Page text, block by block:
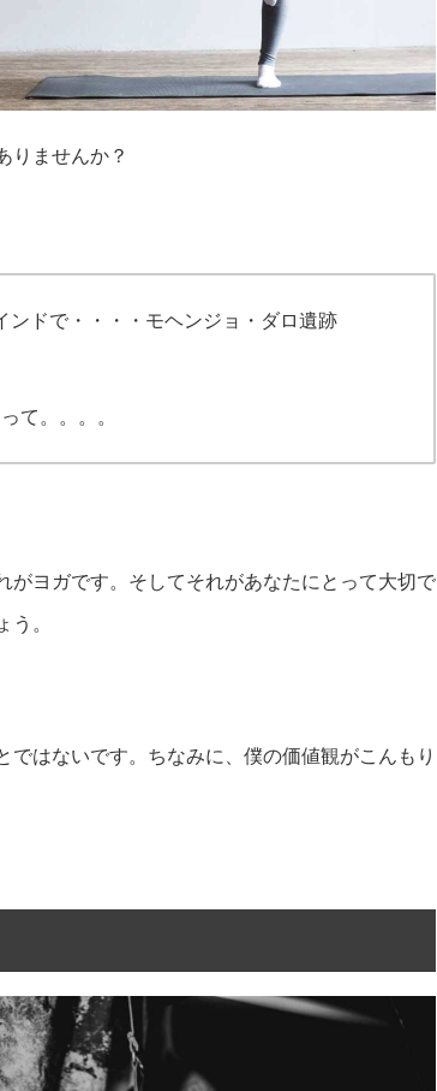
りませんか？
ドで・・・・モヘンジョ・ダロ遺跡
て。。。。
がヨガです。そしてそれがあなたにとって大切で
。
ではないです。ちなみに、僕の価値観がこんもり